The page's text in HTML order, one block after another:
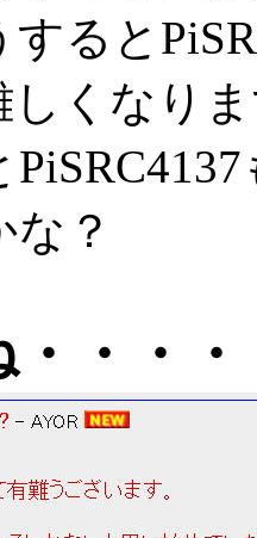
ると
しくなり
？
・・・